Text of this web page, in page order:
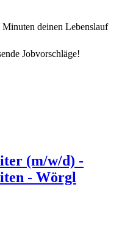
deinen Lebenslauf
Jobvorschläge!
(m/w/d) -
- Wörgl